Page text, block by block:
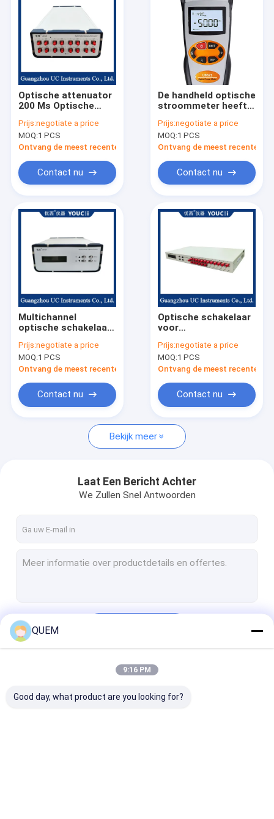
Ongeveer ons
Kwaliteitscontrole
Nieuws
Gevallen
optische machtsmeter
Melodieuze Laserbron
DFB-Laserbron
De optische Meter van het Terugkeerverlies
Optische attenuator
200 Ms Optische
stabilisatietijd
Prijs:negotiate a price
MOQ:1 PCS
Ontvang de meest recente Prijs
Contact nu
De handheld optische
stroommeter heeft
laserdetectietechnologie
Prijs:negotiate a price
MOQ:1 PCS
Ontvang de meest recente
Contact nu
Multichannel
optische schakelaar
voor breed gebruik
Prijs:negotiate a price
MOQ:1 PCS
Ontvang de meest recente Prijs
Contact nu
Optische schakelaar
voor
bewaking
Prijs:negotiate a price
MOQ:1 PCS
Ontvang de meest recente
Contact nu
Bekijk meer
Laat Een Bericht Achter
We Zullen Snel Antwoorden
QUEM
9:16 PM
Good day, what product are you looking for?